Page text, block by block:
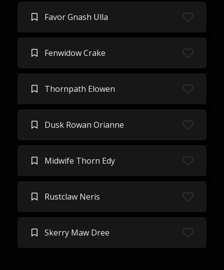
Favor Gnash Ulla
Fenwidow Crake
Thornpath Elowen
Dusk Rowan Orianne
Midwife Thorn Edy
Rustclaw Neris
Skerry Maw Dree